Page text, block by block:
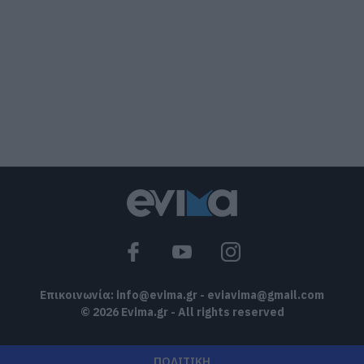
Κατάνυξη στην Εύβοια: Παράκληση της
Παναγίας στη Λούτσα με κεράσματα
Επικοινωνία: info@evima.gr - eviavima@gmail.com
© 2026 Evima.gr - All rights reserved